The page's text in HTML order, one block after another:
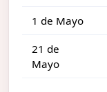
1 de Mayo
21 de
Mayo